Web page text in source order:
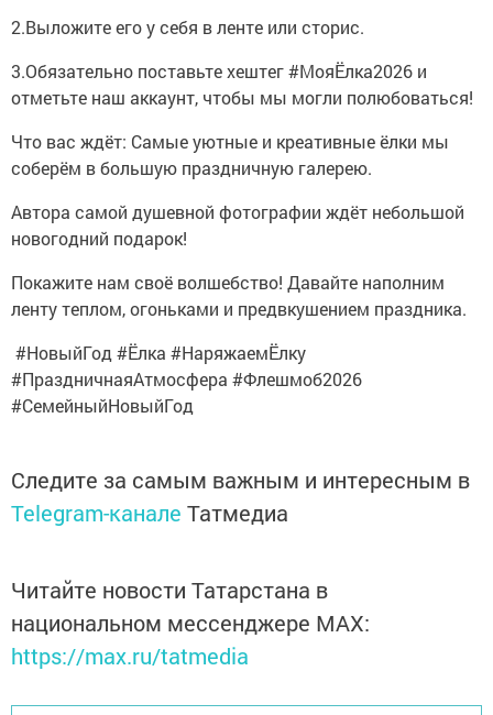
2.Выложите его у себя в ленте или сторис.
3.Обязательно поставьте хештег #МояЁлка2026 и
отметьте наш аккаунт, чтобы мы могли полюбоваться!
Что вас ждёт: Самые уютные и креативные ёлки мы
соберём в большую праздничную галерею.
Автора самой душевной фотографии ждёт небольшой
новогодний подарок!
Покажите нам своё волшебство! Давайте наполним
ленту теплом, огоньками и предвкушением праздника.
#НовыйГод #Ёлка #НаряжаемЁлку
#ПраздничнаяАтмосфера #Флешмоб2026
#СемейныйНовыйГод
Следите за самым важным и интересным в
Telegram-канале Татмедиа
Читайте новости Татарстана в
национальном мессенджере MАХ:
https://max.ru/tatmedia